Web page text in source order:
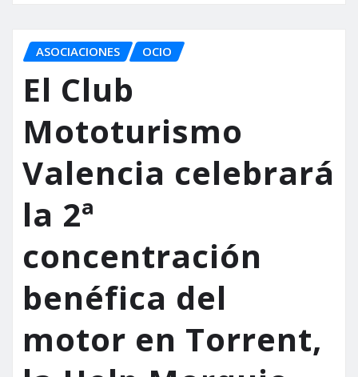
ASOCIACIONES OCIO
El Club
Mototurismo
Valencia celebrará
la 2ª
concentración
benéfica del
motor en Torrent,